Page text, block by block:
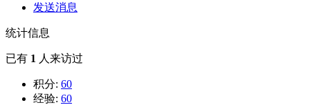
发送消息
统计信息
已有 1 人来访过
积分: 60
经验: 60